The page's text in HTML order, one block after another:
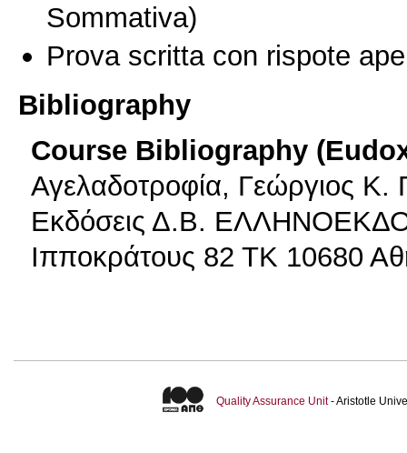
Sommativa)
Prova scritta con rispote
Bibliography
Course Bibliography
Αγελαδοτροφία, Γεώργιος
Εκδόσεις Δ.Β.
Ιπποκράτους 82 ΤΚ 10680
Quality Assurance Unit- Aristotle